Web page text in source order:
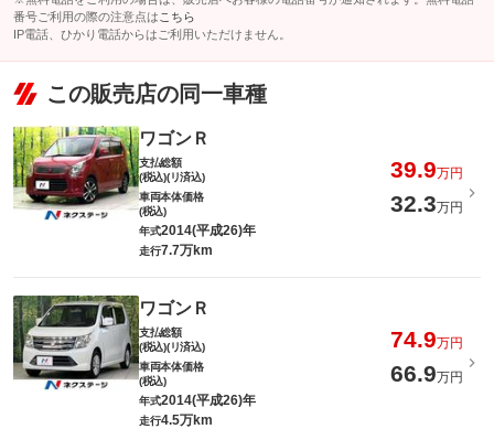
番号ご利用の際の注意点は こちら
IP電話、ひかり電話からはご利用いただけません。
この販売店の同一車種
ワゴンＲ
支払総額
(税込)(リ済込)
39.9万円
車両本体価格
(税込)
32.3万円
年式2014(平成26)年
走行7.7万km
ワゴンＲ
支払総額
(税込)(リ済込)
74.9万円
車両本体価格
(税込)
66.9万円
年式2014(平成26)年
走行4.5万km